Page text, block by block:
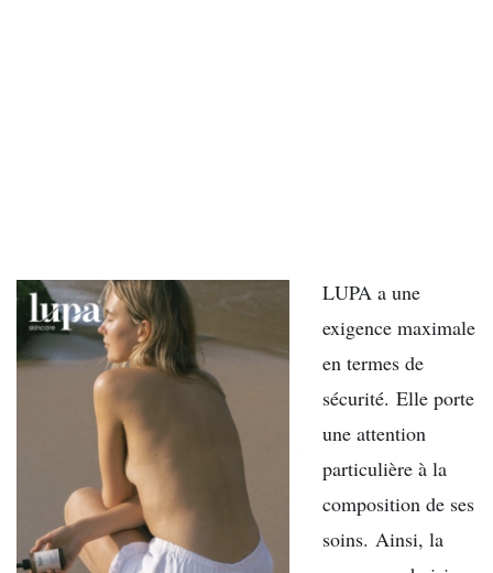
LUPA a une
exigence maximale
en termes de
sécurité. Elle porte
une attention
particulière à la
composition de ses
soins. Ainsi, la